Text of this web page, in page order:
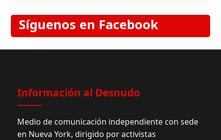
Síguenos en Facebook
Información al Desnudo
Medio de comunicación independiente con sede
en Nueva York, dirigido por activistas